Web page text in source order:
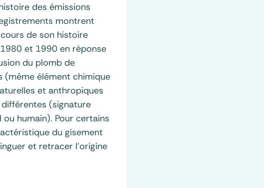
des émissions
montrent
de son histoire
et 1990 en réponse
du plomb de
(même élément chimique
et anthropiques
(signature
humain). Pour certains
du gisement
et retracer l’origine